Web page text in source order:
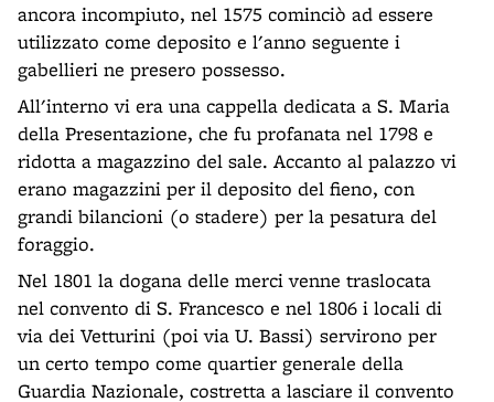
ancora incompiuto, nel 1575 cominciò ad essere
utilizzato come deposito e l'anno seguente i
gabellieri ne presero possesso.
All'interno vi era una cappella dedicata a S. Maria
della Presentazione, che fu profanata nel 1798 e
ridotta a magazzino del sale. Accanto al palazzo vi
erano magazzini per il deposito del fieno, con
grandi bilancioni (o stadere) per la pesatura del
foraggio.
Nel 1801 la dogana delle merci venne traslocata
nel convento di S. Francesco e nel 1806 i locali di
via dei Vetturini (poi via U. Bassi) servirono per
un certo tempo come quartier generale della
Guardia Nazionale, costretta a lasciare il convento